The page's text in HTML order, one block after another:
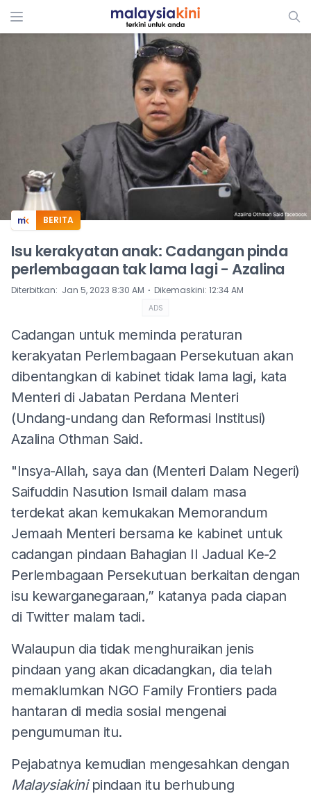
ADS
BERITA
Isu kerakyatan anak: Cadangan pinda
perlembagaan tak lama lagi - Azalina
Diterbitkan: Jan 5, 2023 8:30 AM ⋅ Dikemaskini: 12:34 AM
ADS
Cadangan untuk meminda peraturan
kerakyatan Perlembagaan Persekutuan akan
dibentangkan di kabinet tidak lama lagi, kata
Menteri di Jabatan Perdana Menteri
(Undang-undang dan Reformasi Institusi)
Azalina Othman Said.
"Insya-Allah, saya dan (Menteri Dalam Negeri)
Saifuddin Nasution Ismail dalam masa
terdekat akan kemukakan Memorandum
Jemaah Menteri bersama ke kabinet untuk
cadangan pindaan Bahagian II Jadual Ke-2
Perlembagaan Persekutuan berkaitan dengan
isu kewarganegaraan,” katanya pada ciapan
di Twitter malam tadi.
Walaupun dia tidak menghuraikan jenis
pindaan yang akan dicadangkan, dia telah
memaklumkan NGO Family Frontiers pada
hantaran di media sosial mengenai
pengumuman itu.
Pejabatnya kemudian mengesahkan dengan
Malaysiakinipindaan itu berhubung